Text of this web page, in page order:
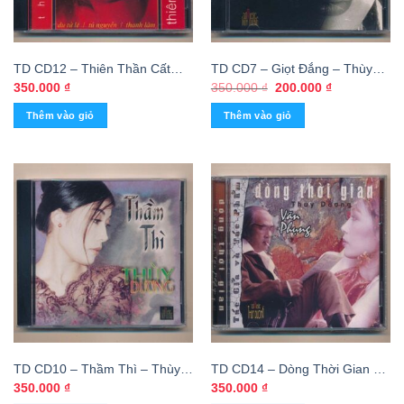
TD CD12 – Thiên Thần Cất
Tiếng Kêu – Thùy Dương
(KGTUS)
350.000 ₫
Thêm vào giỏ
TD CD7 – Giọt Đắng – Thùy
Dương (Trầy) KGTUS
350.000₫ Giá
là:
350.000 ₫.
200.000 ₫Giá
Thêm vào giỏ
TD CD10 – Thầm Thì – Thùy
Dương (KGTUS)
350.000 ₫
TD CD14 – Dòng Thời Gian –
Tác Giả Tác Phẩm – Văn
350.000 ₫